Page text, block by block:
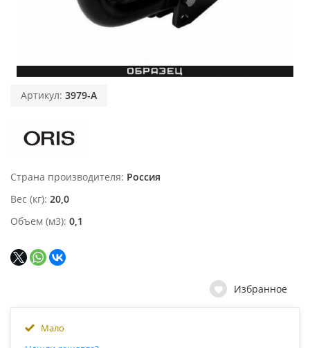
Артикул: 3979-A
Страна производителя Россия
Вес (кг) 20,0
Объем (м3) 0,1
Избранное
Мало